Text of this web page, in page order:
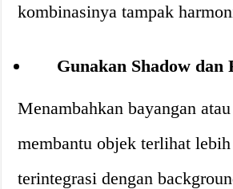
kombinasinya tampak
Gunakan Shadow dan
Menambahkan bayangan
membantu objek terlihat
terintegrasi dengan